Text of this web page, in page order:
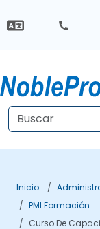
Inicio
PMI Formación
Curso De